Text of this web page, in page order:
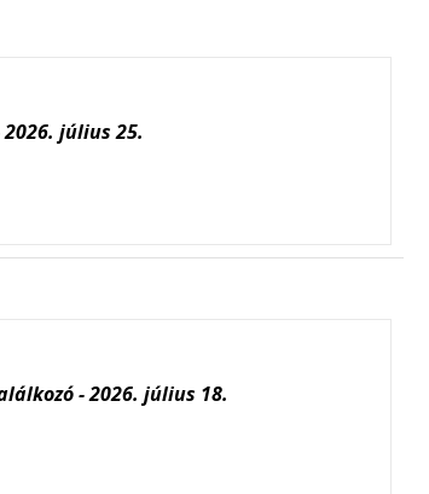
július 25.
- 2026. július 18.